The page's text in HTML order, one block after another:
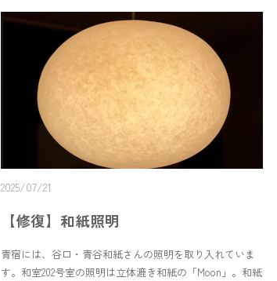
ことに、改めて不思議さと素晴らしさを感じています。
当宿は、やまぐちめぐみさんの原画をご覧いただけま
す。絵画を楽しんでいただきたいのはもちろんのこと、
旅の中で、安心して休める宿であることを心がけていま
す。ぜひ、静かな時間の中で、思い思いに過ごしていた
だけると嬉しいです。
ャラリーは『暗い花畑に白うさぎ』という絵に。どんよ
りした山陰の曇天を思い出します。私はこの落ち着いた
明るさが好きです。その中に見え隠れするピンクや黄
色、青い花。花も白うさぎも、なんだか可愛らしいで
す。🌷202号室は雪原を歩く2人の少女の絵に。絵の裏には
日付と一緒に、タイトルのような『CTON!』の文字があり
ましたが、調べても意味が分かりませんでした。なんだ
ろう？めぐみさんの絵は、柔らかく優しい印象がありま
すが、描かれている人の眼は、優しさの中に聡明さを感
じられる気がします。頭巾を被った2人は、どこへ行くの
でしょうね？
2025/07/21
【修復】和紙照明
青宿には、谷口・青谷和紙さんの照明を取り入れていま
す。和室202号室の照明は立体漉き和紙の「Moon」。和紙